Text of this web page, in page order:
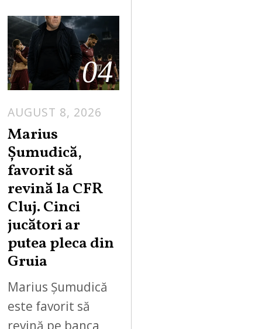
04
AUGUST 8, 2026
Marius
Șumudică,
favorit să
revină la CFR
Cluj. Cinci
jucători ar
putea pleca din
Gruia
Marius Șumudică
este favorit să
revină pe banca